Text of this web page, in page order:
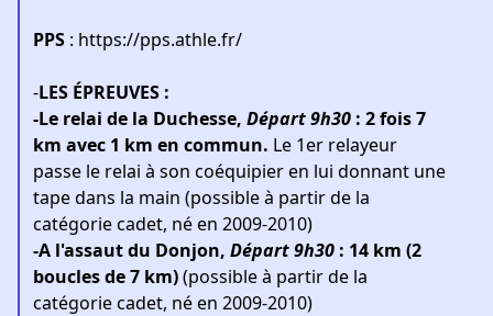
PPS : https://pps.athle.fr/
-LES ÉPREUVES :
-Le relai de la Duchesse, Départ 9h30 : 2 fois 7
km avec 1 km en commun. Le 1er relayeur
passe le relai à son coéquipier en lui donnant une
tape dans la main (possible à partir de la
catégorie cadet, né en 2009-2010)
-A l'assaut du Donjon, Départ 9h30 : 14 km (2
boucles de 7 km)(possible à partir de la
catégorie cadet, né en 2009-2010)